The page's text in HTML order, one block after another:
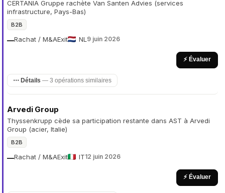
CERTANIA Gruppe rachète Van Santen Advies (services
infrastructure, Pays-Bas)
B2B
Rachat / M&A
— Exit NL 9 juin 2026
⚡ Évaluer
⋯ Détails — 3 opérations similaires
Arvedi Group
Thyssenkrupp cède sa participation restante dans AST à Arvedi
Group (acier, Italie)
B2B
Rachat / M&A
— Exit IT12 juin 2026
⚡ Évaluer